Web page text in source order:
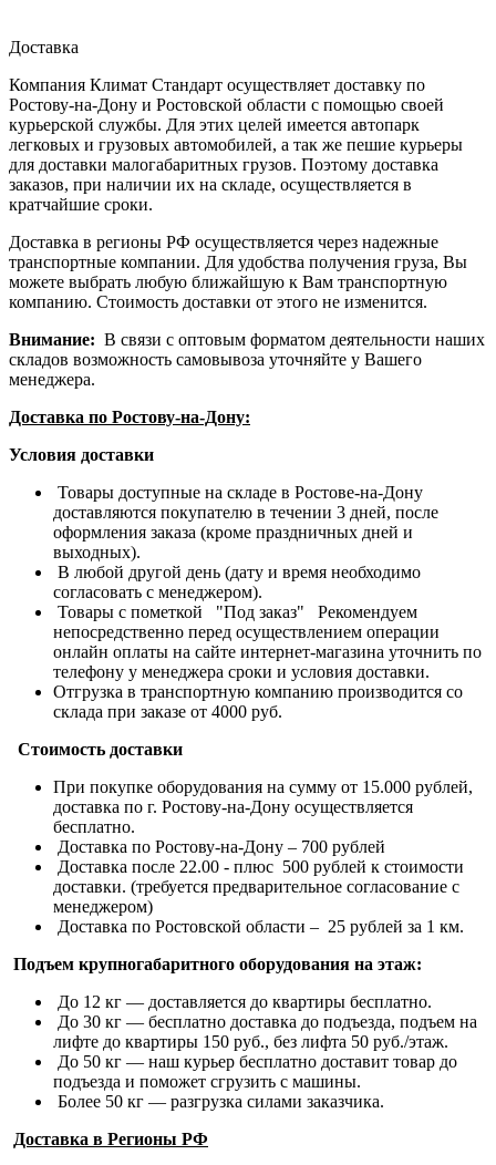
Доставка
Компания Климат Стандарт осуществляет доставку по
Ростову-на-Дону и Ростовской области с помощью своей
курьерской службы. Для этих целей имеется автопарк
легковых и грузовых автомобилей, а так же пешие курьеры
для доставки малогабаритных грузов. Поэтому доставка
заказов, при наличии их на складе, осуществляется в
кратчайшие сроки.
Доставка в регионы РФ осуществляется через надежные
транспортные компании. Для удобства получения груза, Вы
можете выбрать любую ближайшую к Вам транспортную
компанию. Стоимость доставки от этого не изменится.
Внимание: В связи с оптовым форматом деятельности наших
складов возможность самовывоза уточняйте у Вашего
менеджера.
Доставка по Ростову-на-Дону:
Условия доставки
Товары доступные на складе в Ростове-на-Дону
доставляются покупателю в течении 3 дней, после
оформления заказа (кроме праздничных дней и
выходных).
В любой другой день (дату и время необходимо
согласовать с менеджером).
Товары с пометкой "Под заказ" Рекомендуем
непосредственно перед осуществлением операции
онлайн оплаты на сайте интернет-магазина уточнить по
телефону у менеджера сроки и условия доставки.
Отгрузка в транспортную компанию производится со
склада при заказе от 4000 руб.
Стоимость доставки
При покупке оборудования на сумму от 15.000 рублей,
доставка по г. Ростову-на-Дону осуществляется
бесплатно.
Доставка по Ростову-на-Дону – 700 рублей
Доставка после 22.00 - плюс 500 рублей к стоимости
доставки. (требуется предварительное согласование с
менеджером)
Доставка по Ростовской области – 25 рублей за 1 км.
Подъем крупногабаритного оборудования на этаж:
До 12 кг — доставляется до квартиры бесплатно.
До 30 кг — бесплатно доставка до подъезда, подъем на
лифте до квартиры 150 руб., без лифта 50 руб./этаж.
До 50 кг — наш курьер бесплатно доставит товар до
подъезда и поможет сгрузить с машины.
Более 50 кг — разгрузка силами заказчика.
Доставка в Регионы РФ